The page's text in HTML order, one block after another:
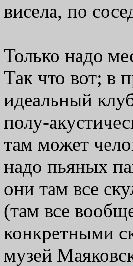
висела, по
Только надо
Так что вот; в
идеальный
полу-
там может
надо пьяных
они там все
(там все
конкретными
музей